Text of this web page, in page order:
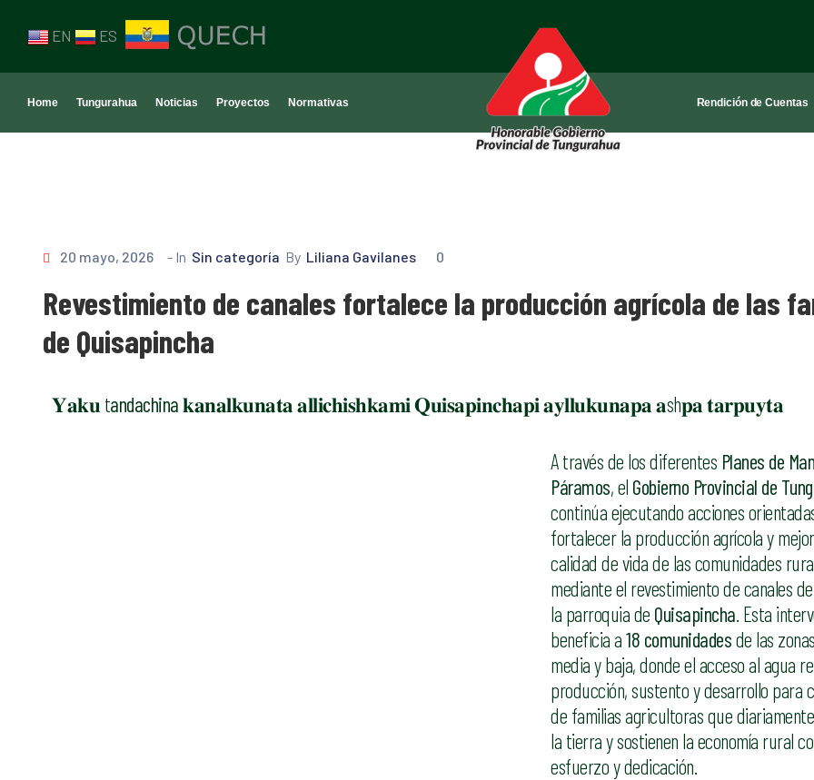
EN ES
Home Tungurahua Noticias Proyectos Normativas Rendición de Cuentas
20 mayo, 2026 - In Sin categoría By Liliana Gavilanes 0
Revestimiento de canales fortalece la producción agrícola de las
de Quisapincha
𝐘𝐚𝐤𝐮 tandachina𝐤𝐚𝐧𝐚𝐥𝐤𝐮𝐧𝐚𝐭𝐚 𝐚𝐥𝐥𝐢𝐜𝐡𝐢𝐬𝐡𝐤𝐚𝐦𝐢 𝐐𝐮𝐢𝐬𝐚𝐩𝐢𝐧𝐜𝐡𝐚𝐩𝐢 𝐚𝐲𝐥𝐥𝐮𝐤𝐮𝐧𝐚𝐩𝐚 𝐚sh𝐩𝐚 𝐭𝐚𝐫𝐩𝐮𝐲𝐭𝐚
A través de los diferentes Planes de
Páramos, el Gobierno Provincial de
continúa ejecutando acciones
fortalecer la producción agrícola y
calidad de vida de las comunidades
mediante el revestimiento de canales
la parroquia de Quisapincha. Esta
beneficia a18 comunidadesde las
media y baja, donde el acceso al agua
producción, sustento y desarrollo para
de familias agricultoras que
la tierra y sostienen la economía rural
esfuerzo y dedicación.